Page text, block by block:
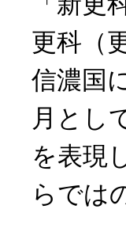
更科（
信濃国
月とし
を表現
らでは